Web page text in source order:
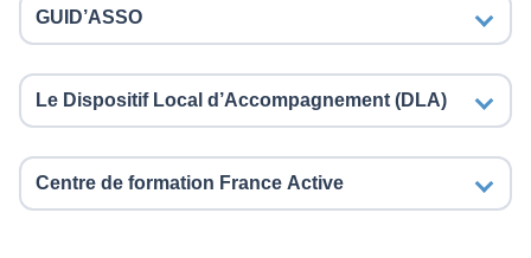
GUID’ASSO
Le Dispositif Local d’Accompagnement (DLA)
Centre de formation France Active